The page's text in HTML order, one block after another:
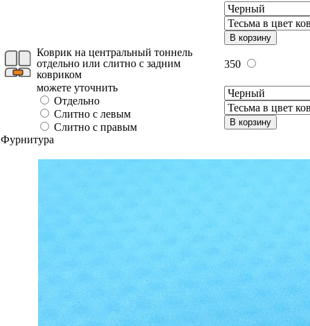
В корзину
Коврик на центральный тоннель
отдельно или слитно с задним
ковриком
350
можете уточнить
Отдельно
Слитно с левым
Слитно с правым
В корзину
Фурнитура